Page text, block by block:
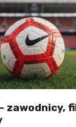
zawodnicy,